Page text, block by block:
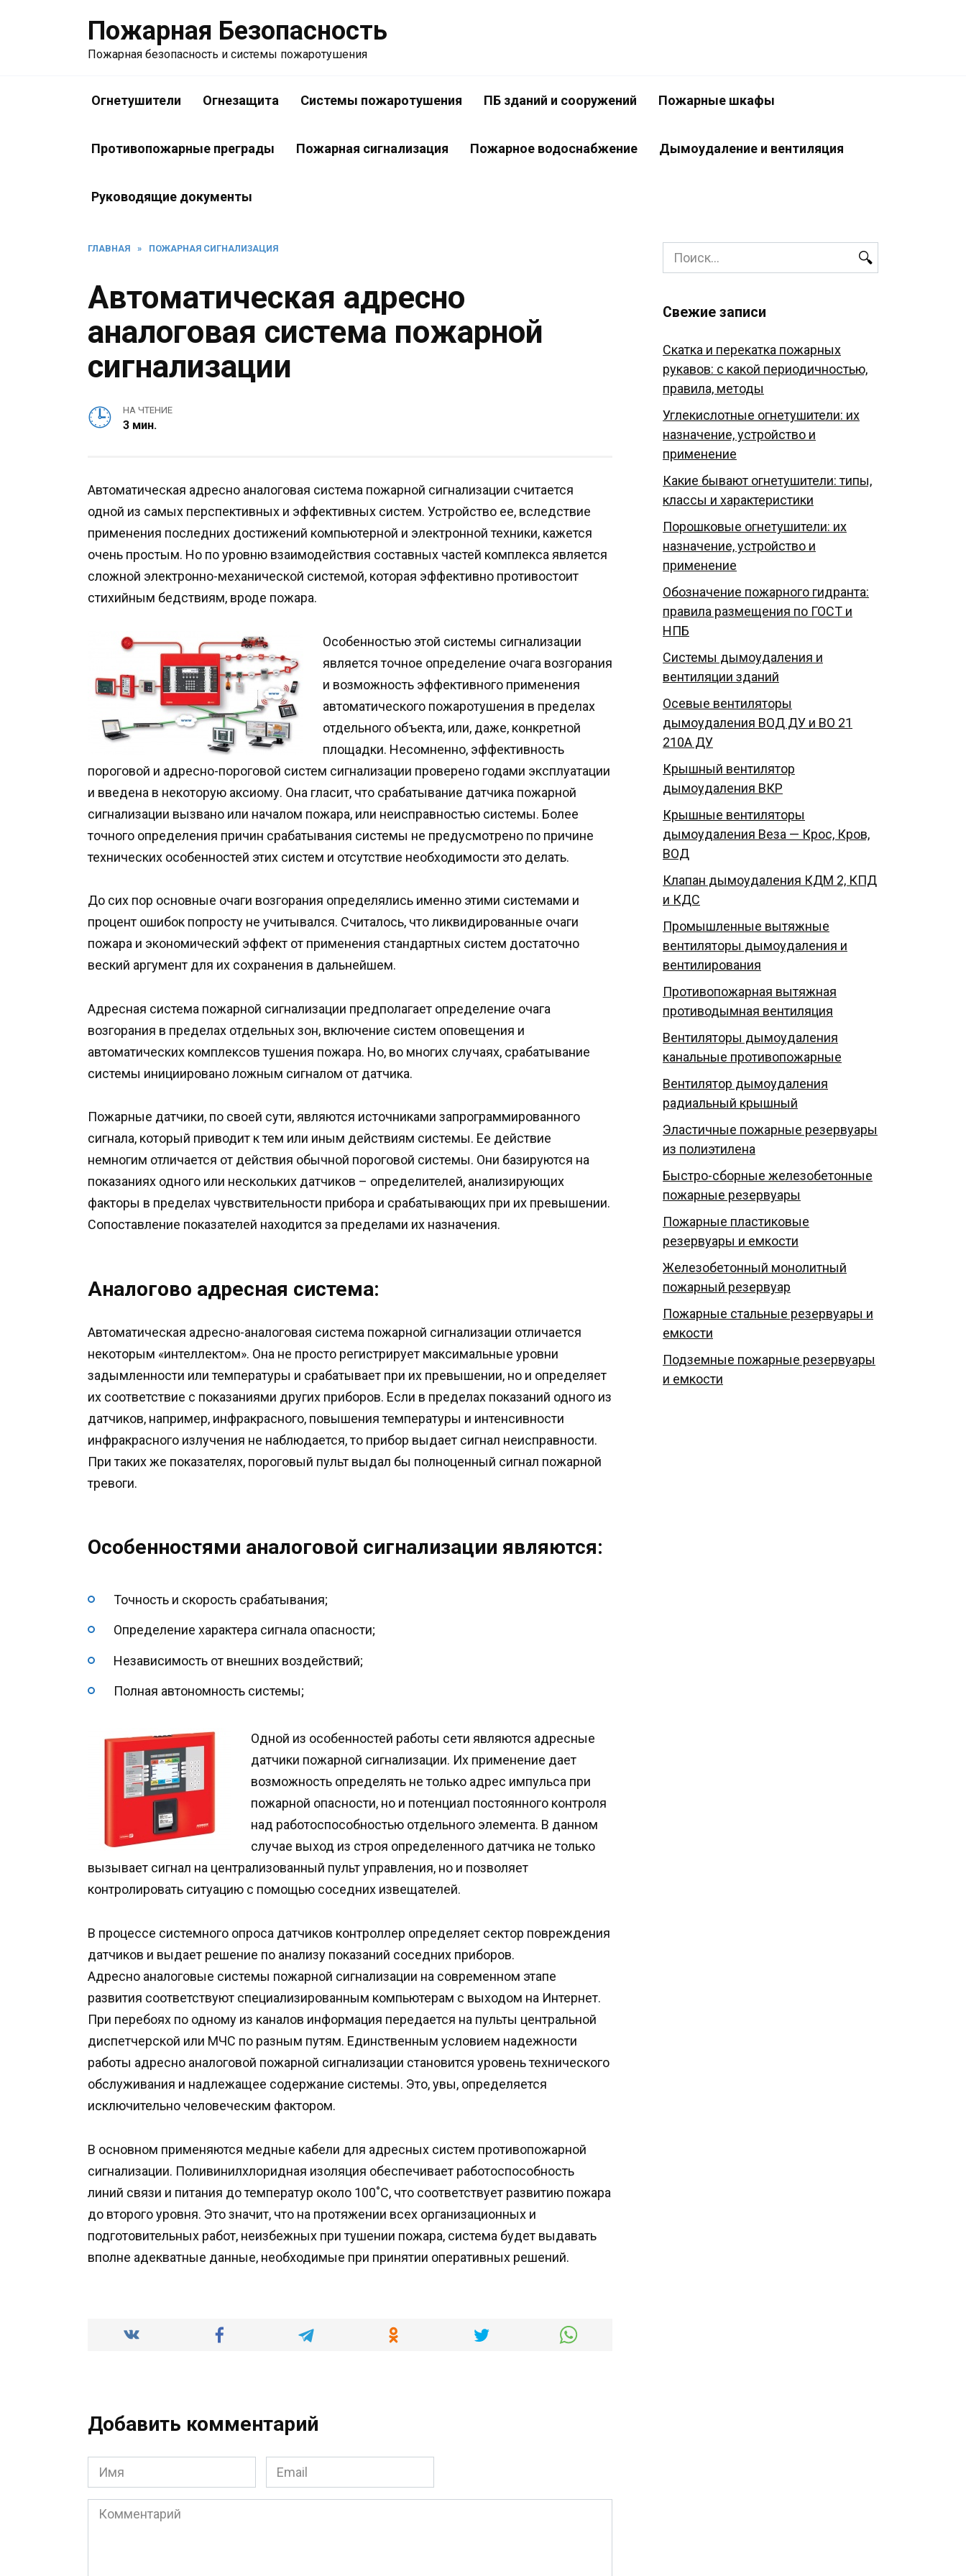
Пожарная Безопасность
Пожарная безопасность и системы пожаротушения
Огнетушители Огнезащита Системы пожаротушения ПБ зданий и сооружений Пожарные шкафы
Противопожарные преграды Пожарная сигнализация Пожарное водоснабжение Дымоудаление и вентиляция
Руководящие документы
ГЛАВНАЯ » ПОЖАРНАЯ СИГНАЛИЗАЦИЯ
Автоматическая адресно
аналоговая система пожарной
сигнализации
НА ЧТЕНИЕ
3 мин.
Автоматическая адресно аналоговая система пожарной сигнализации считается
одной из самых перспективных и эффективных систем. Устройство ее, вследствие
применения последних достижений компьютерной и электронной техники, кажется
очень простым. Но по уровню взаимодействия составных частей комплекса является
сложной электронно-механической системой, которая эффективно противостоит
стихийным бедствиям, вроде пожара.
Особенностью этой системы сигнализации
является точное определение очага возгорания
и возможность эффективного применения
автоматического пожаротушения в пределах
отдельного объекта, или, даже, конкретной
площадки. Несомненно, эффективность
пороговой и адресно-пороговой систем сигнализации проверено годами эксплуатации
и введена в некоторую аксиому. Она гласит, что срабатывание датчика пожарной
сигнализации вызвано или началом пожара, или неисправностью системы. Более
точного определения причин срабатывания системы не предусмотрено по причине
технических особенностей этих систем и отсутствие необходимости это делать.
До сих пор основные очаги возгорания определялись именно этими системами и
процент ошибок попросту не учитывался. Считалось, что ликвидированные очаги
пожара и экономический эффект от применения стандартных систем достаточно
веский аргумент для их сохранения в дальнейшем.
Адресная система пожарной сигнализации предполагает определение очага
возгорания в пределах отдельных зон, включение систем оповещения и
автоматических комплексов тушения пожара. Но, во многих случаях, срабатывание
системы инициировано ложным сигналом от датчика.
Пожарные датчики, по своей сути, являются источниками запрограммированного
сигнала, который приводит к тем или иным действиям системы. Ее действие
немногим отличается от действия обычной пороговой системы. Они базируются на
показаниях одного или нескольких датчиков – определителей, анализирующих
факторы в пределах чувствительности прибора и срабатывающих при их превышении.
Сопоставление показателей находится за пределами их назначения.
Аналогово адресная система:
Автоматическая адресно-аналоговая система пожарной сигнализации отличается
некоторым «интеллектом». Она не просто регистрирует максимальные уровни
задымленности или температуры и срабатывает при их превышении, но и определяет
их соответствие с показаниями других приборов. Если в пределах показаний одного из
датчиков, например, инфракрасного, повышения температуры и интенсивности
инфракрасного излучения не наблюдается, то прибор выдает сигнал неисправности.
При таких же показателях, пороговый пульт выдал бы полноценный сигнал пожарной
тревоги.
Особенностями аналоговой сигнализации являются:
Точность и скорость срабатывания;
Определение характера сигнала опасности;
Независимость от внешних воздействий;
Полная автономность системы;
Одной из особенностей работы сети являются адресные
датчики пожарной сигнализации. Их применение дает
возможность определять не только адрес импульса при
пожарной опасности, но и потенциал постоянного контроля
над работоспособностью отдельного элемента. В данном
случае выход из строя определенного датчика не только
вызывает сигнал на централизованный пульт управления, но и позволяет
контролировать ситуацию с помощью соседних извещателей.
В процессе системного опроса датчиков контроллер определяет сектор повреждения
датчиков и выдает решение по анализу показаний соседних приборов.
Адресно аналоговые системы пожарной сигнализации на современном этапе
развития соответствуют специализированным компьютерам с выходом на Интернет.
При перебоях по одному из каналов информация передается на пульты центральной
диспетчерской или МЧС по разным путям. Единственным условием надежности
работы адресно аналоговой пожарной сигнализации становится уровень технического
обслуживания и надлежащее содержание системы. Это, увы, определяется
исключительно человеческим фактором.
В основном применяются медные кабели для адресных систем противопожарной
сигнализации. Поливинилхлоридная изоляция обеспечивает работоспособность
линий связи и питания до температур около 100˚С, что соответствует развитию пожара
до второго уровня. Это значит, что на протяжении всех организационных и
подготовительных работ, неизбежных при тушении пожара, система будет выдавать
вполне адекватные данные, необходимые при принятии оперативных решений.
Добавить комментарий
Имя
*
Email
*
Комментарий
Search
for:
Свежие записи
Скатка и перекатка пожарных
рукавов: с какой периодичностью,
правила, методы
Углекислотные огнетушители: их
назначение, устройство и
применение
Какие бывают огнетушители: типы,
классы и характеристики
Порошковые огнетушители: их
назначение, устройство и
применение
Обозначение пожарного гидранта:
правила размещения по ГОСТ и
НПБ
Системы дымоудаления и
вентиляции зданий
Осевые вентиляторы
дымоудаления ВОД ДУ и ВО 21
210А ДУ
Крышный вентилятор
дымоудаления ВКР
Крышные вентиляторы
дымоудаления Веза — Крос, Кров,
ВОД
Клапан дымоудаления КДМ 2, КПД
и КДС
Промышленные вытяжные
вентиляторы дымоудаления и
вентилирования
Противопожарная вытяжная
противодымная вентиляция
Вентиляторы дымоудаления
канальные противопожарные
Вентилятор дымоудаления
радиальный крышный
Эластичные пожарные резервуары
из полиэтилена
Быстро-сборные железобетонные
пожарные резервуары
Пожарные пластиковые
резервуары и емкости
Железобетонный монолитный
пожарный резервуар
Пожарные стальные резервуары и
емкости
Подземные пожарные резервуары
и емкости